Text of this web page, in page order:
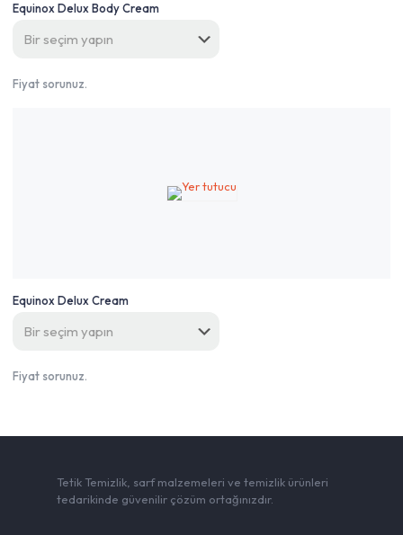
Equinox Delux Body Cream
Fiyat sorunuz.
Equinox Delux Cream
Fiyat sorunuz.
Tetik Temizlik, sarf malzemeleri ve temizlik ürünleri
tedarikinde güvenilir çözüm ortağınızdır.